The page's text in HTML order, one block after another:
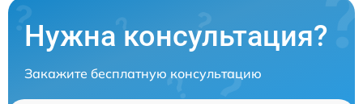
Нужна консультация?
Закажите бесплатную консультацию